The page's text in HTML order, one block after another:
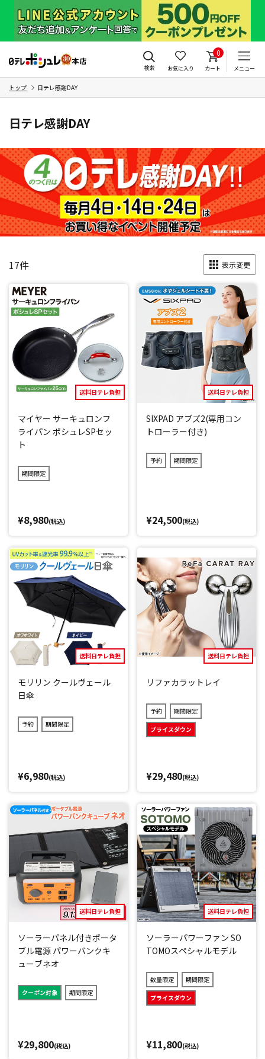
検索 お気に入り
0
カート メニュー
トップ 日テレ感謝DAY
日テレ感謝DAY
17件 表示変更
送料日テレ負担
マイヤー サーキュロンフ
ライパン ポシュレSPセッ
ト
期間限定
¥8,980(税込)
送料日テレ負担
SIXPAD アブズ2(専用コン
トローラー付き)
予約 期間限定
¥24,500(税込)
送料日テレ負担
モリリン クールヴェール
日傘
予約 期間限定
¥6,980(税込)
送料日テレ負担
リファカラットレイ
予約 期間限定
プライスダウン
¥29,480(税込)
送料日テレ負担
ソーラーパネル付きポータ
ブル電源 パワーバンクキ
ューブネオ
クーポン対象 期間限定
¥29,800(税込)
送料日テレ負担
ソーラーパワーファン SO
TOMOスペシャルモデル
数量限定 期間限定
プライスダウン
¥11,800(税込)